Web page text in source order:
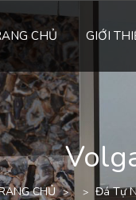
CHỦ GIỚI
CHỦ > > Đá Tự